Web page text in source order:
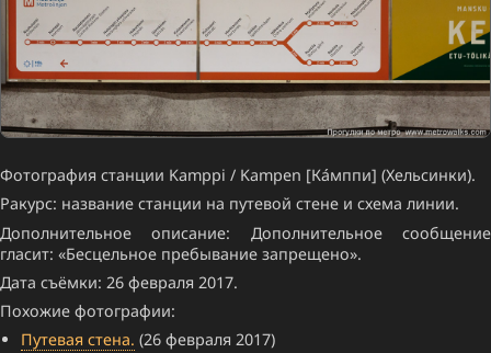
Фотография станции Kamppi / Kampen [Ка́мппи] (Хельсинки).
Ракурс: название станции на путевой стене и схема линии.
Дополнительное описание: Дополнительное сообщение
гласит: «Бесцельное пребывание запрещено».
Дата съёмки: 26 февраля 2017.
Похожие фотографии:
Путевая стена. (26 февраля 2017)